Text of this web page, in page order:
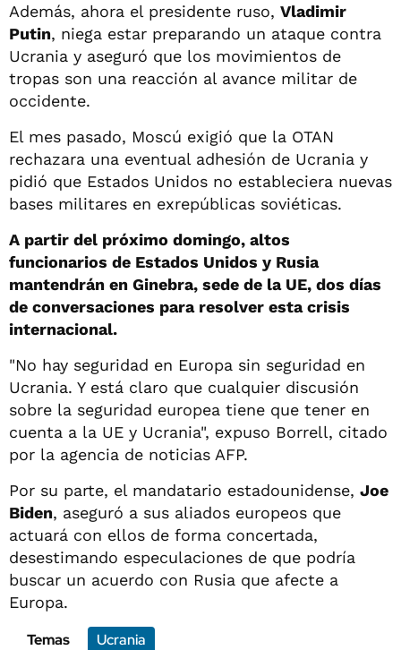
Además, ahora el presidente ruso, Vladimir
Putin, niega estar preparando un ataque contra
Ucrania y aseguró que los movimientos de
tropas son una reacción al avance militar de
occidente.
El mes pasado, Moscú exigió que la OTAN
rechazara una eventual adhesión de Ucrania y
pidió que Estados Unidos no estableciera nuevas
bases militares en exrepúblicas soviéticas.
A partir del próximo domingo, altos
funcionarios de Estados Unidos y Rusia
mantendrán en Ginebra, sede de la UE, dos días
de conversaciones para resolver esta crisis
internacional.
"No hay seguridad en Europa sin seguridad en
Ucrania. Y está claro que cualquier discusión
sobre la seguridad europea tiene que tener en
cuenta a la UE y Ucrania", expuso Borrell, citado
por la agencia de noticias AFP.
Por su parte, el mandatario estadounidense, Joe
Biden, aseguró a sus aliados europeos que
actuará con ellos de forma concertada,
desestimando especulaciones de que podría
buscar un acuerdo con Rusia que afecte a
Europa.
Temas
Ucrania